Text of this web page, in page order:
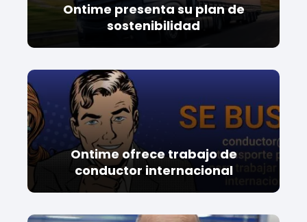
Ontime presenta su plan de
sostenibilidad
Ontime ofrece trabajo de
conductor internacional